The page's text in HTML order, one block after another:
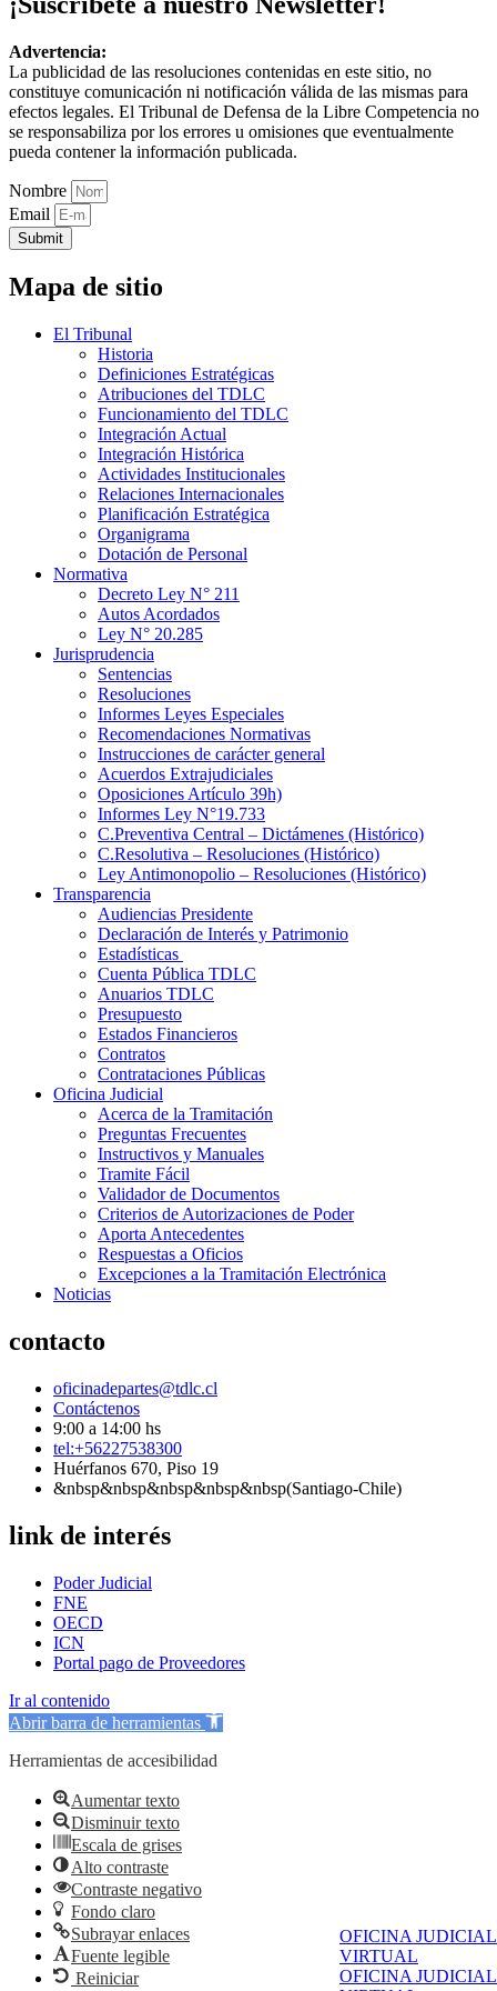
OFICINA JUDICIAL
VIRTUAL
OFICINA JUDICIAL
Advertencia:
La publicidad de las resoluciones contenidas en este sitio, no
constituye comunicación ni notificación válida de las mismas para
efectos legales. El Tribunal de Defensa de la Libre Competencia no
se responsabiliza por los errores u omisiones que eventualmente
pueda contener la información publicada.
Nombre
Email
Submit
Mapa de sitio
El Tribunal
Historia
Definiciones Estratégicas
Atribuciones del TDLC
Funcionamiento del TDLC
Integración Actual
Integración Histórica
Actividades Institucionales
Relaciones Internacionales
Planificación Estratégica
Organigrama
Dotación de Personal
Normativa
Decreto Ley N° 211
Autos Acordados
Ley N° 20.285
Jurisprudencia
Sentencias
Resoluciones
Informes Leyes Especiales
Recomendaciones Normativas
Instrucciones de carácter general
Acuerdos Extrajudiciales
Oposiciones Artículo 39h)
Informes Ley N°19.733
C.Preventiva Central – Dictámenes (Histórico)
C.Resolutiva – Resoluciones (Histórico)
Ley Antimonopolio – Resoluciones (Histórico)
Transparencia
Audiencias Presidente
Declaración de Interés y Patrimonio
Estadísticas
Cuenta Pública TDLC
Anuarios TDLC
Presupuesto
Estados Financieros
Contratos
Contrataciones Públicas
Oficina Judicial
Acerca de la Tramitación
Preguntas Frecuentes
Instructivos y Manuales
Tramite Fácil
Validador de Documentos
Criterios de Autorizaciones de Poder
Aporta Antecedentes
Respuestas a Oficios
Excepciones a la Tramitación Electrónica
Noticias
contacto
oficinadepartes@tdlc.cl
Contáctenos
9:00 a 14:00 hs
tel:+56227538300
Huérfanos 670, Piso 19
&nbsp&nbsp&nbsp&nbsp&nbsp(Santiago-Chile)
link de interés
Poder Judicial
FNE
OECD
ICN
Portal pago de Proveedores
Ir al contenido
Abrir barra de herramientas
Herramientas de accesibilidad
Aumentar texto
Disminuir texto
Escala de grises
Alto contraste
Contraste negativo
Fondo claro
Subrayar enlaces
Fuente legible
Reiniciar